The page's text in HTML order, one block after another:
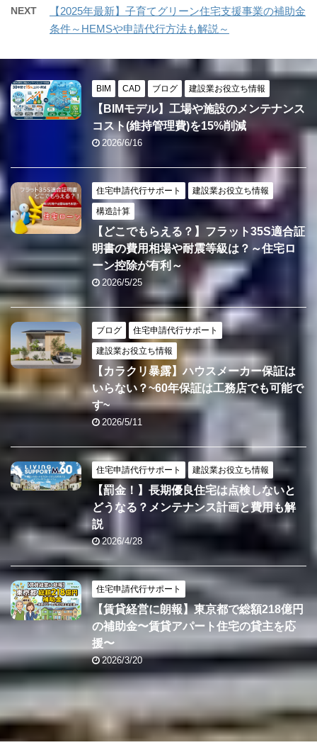
NEXT
【2025年最新】子育てグリーン住宅支援事業の補助金
条件～HEMSや申請代行方法も解説～
BIM CAD ブログ 建設業お役立ち情報
【BIMモデル】工場や施設のメンテナンス
コスト(維持管理費)を15%削減
2026/6/16
住宅申請代行サポート 建設業お役立ち情報
構造計算
【どこでもらえる？】フラット35S適合証
明書の費用相場や耐震等級は？～住宅ロ
ーン控除が有利～
2026/5/25
ブログ 住宅申請代行サポート
建設業お役立ち情報
【カラクリ暴露】ハウスメーカー保証は
いらない？~60年保証は工務店でも可能で
す~
2026/5/11
住宅申請代行サポート 建設業お役立ち情報
【罰金！】長期優良住宅は点検しないと
どうなる？メンテナンス計画と費用も解
説
2026/4/28
住宅申請代行サポート
【賃貸経営に朗報】東京都で総額218億円
の補助金〜賃貸アパート住宅の貸主を応
援〜
2026/3/20